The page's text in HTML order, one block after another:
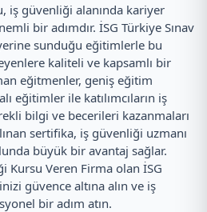
iş güvenliği alanında kariyer
bir adımdır. İSG Türkiye Sınav
sunduğu eğitimlerle bu
kaliteli ve kapsamlı bir
eğitmenler, geniş eğitim
eğitimler ile katılımcıların iş
bilgi ve becerileri kazanmaları
sertifika, iş güvenliği uzmanı
büyük bir avantaj sağlar.
Kursu Veren Firma olan İSG
güvence altına alın ve iş
bir adım atın.